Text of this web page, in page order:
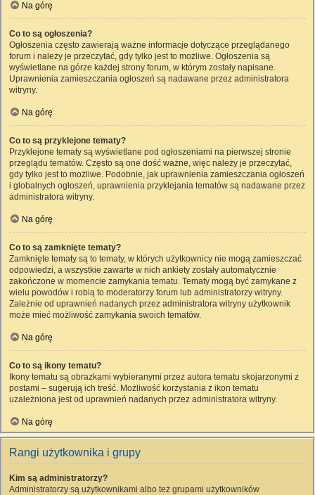
Na górę
Co to są ogłoszenia?
Ogłoszenia często zawierają ważne informacje dotyczące przeglądanego
forum i należy je przeczytać, gdy tylko jest to możliwe. Ogłoszenia są
wyświetlane na górze każdej strony forum, w którym zostały napisane.
Uprawnienia zamieszczania ogłoszeń są nadawane przez administratora
witryny.
Na górę
Co to są przyklejone tematy?
Przyklejone tematy są wyświetlane pod ogłoszeniami na pierwszej stronie
przeglądu tematów. Często są one dość ważne, więc należy je przeczytać,
gdy tylko jest to możliwe. Podobnie, jak uprawnienia zamieszczania ogłoszeń
i globalnych ogłoszeń, uprawnienia przyklejania tematów są nadawane przez
administratora witryny.
Na górę
Co to są zamknięte tematy?
Zamknięte tematy są to tematy, w których użytkownicy nie mogą zamieszczać
odpowiedzi, a wszystkie zawarte w nich ankiety zostały automatycznie
zakończone w momencie zamykania tematu. Tematy mogą być zamykane z
wielu powodów i robią to moderatorzy forum lub administratorzy witryny.
Zależnie od uprawnień nadanych przez administratora witryny użytkownik
może mieć możliwość zamykania swoich tematów.
Na górę
Co to są ikony tematu?
Ikony tematu są obrazkami wybieranymi przez autora tematu skojarzonymi z
postami – sugerują ich treść. Możliwość korzystania z ikon tematu
uzależniona jest od uprawnień nadanych przez administratora witryny.
Na górę
Rangi użytkownika i grupy
Kim są administratorzy?
Administratorzy są użytkownikami albo też grupami użytkowników